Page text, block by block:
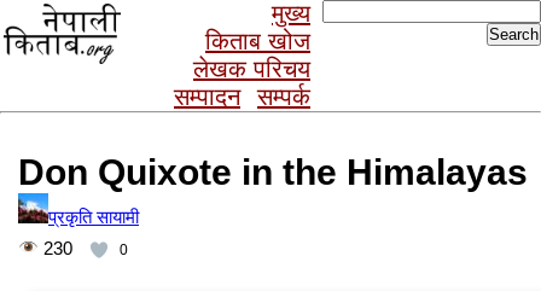
मुख्य
किताब खोज
लेखक परिचय
सम्पादन
सम्पर्क
for:
Don Quixote in the Himalayas
प्रकृति सायामी
230
0